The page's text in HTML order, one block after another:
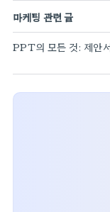
마케팅 관련 글